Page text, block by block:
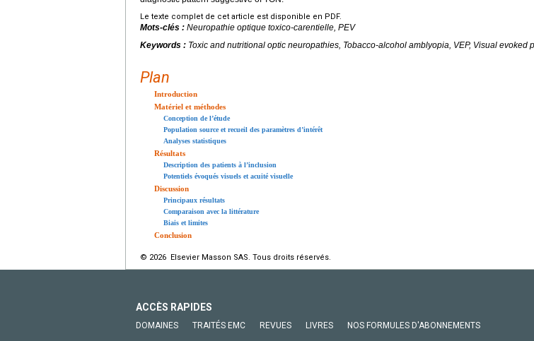
Le texte complet de cet article est disponible en PDF.
Mots-clés : Neuropathie optique toxico-carentielle, PEV
Keywords : Toxic and nutritional optic neuropathies, Tobacco-alcohol amblyopia, VEP, Visual evoked
Plan
Introduction
Matériel et méthodes
Conception de l’étude
Population source et recueil des paramètres d’intérêt
Analyses statistiques
Résultats
Description des patients à l’inclusion
Potentiels évoqués visuels et acuité visuelle
Discussion
Principaux résultats
Comparaison avec la littérature
Biais et limites
Conclusion
© 2026 Elsevier Masson SAS. Tous droits réservés.
ACCÈS RAPIDES
DOMAINES TRAITÉS EMC REVUES LIVRES NOS FORMULES D'ABONNEMENTS